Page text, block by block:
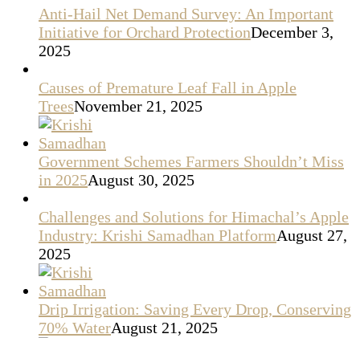
Anti-Hail Net Demand Survey: An Important
Initiative for Orchard ProtectionDecember 3,
2025
Causes of Premature Leaf Fall in Apple
TreesNovember 21, 2025
Government Schemes Farmers Shouldn’t Miss
in 2025August 30, 2025
Challenges and Solutions for Himachal’s Apple
Industry: Krishi Samadhan PlatformAugust 27,
2025
Drip Irrigation: Saving Every Drop, Conserving
70% WaterAugust 21, 2025